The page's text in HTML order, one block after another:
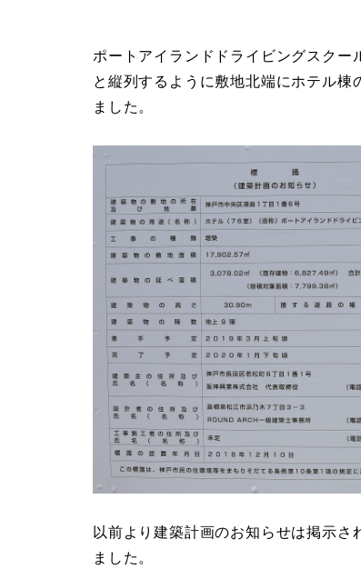
ポートアイランドドライビングスクー
と縦列するように敷地北端にホテル
ました。
以前より建築計画のお知らせは掲示
ました。